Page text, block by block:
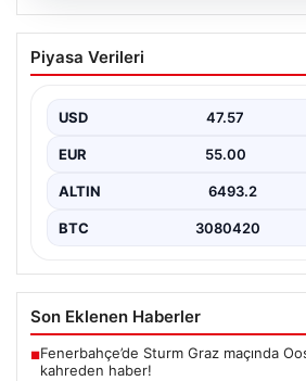
Çerçeve yasa nedir, neleri
‘Terörsüz Türkiye’ vizyonu
Hukuk ve yasama alanında sıkça
Piyasa Verileri
USD 47.57
EUR 55.00
ALTIN 6493.2
BTC 3080420
Son Eklenen Haberler
■Fenerbahçe’de Sturm Graz maçında
kahreden haber!